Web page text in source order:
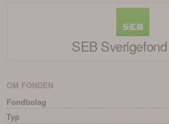
SEB Sverigefond
OM FONDEN
Fondbolag
Typ